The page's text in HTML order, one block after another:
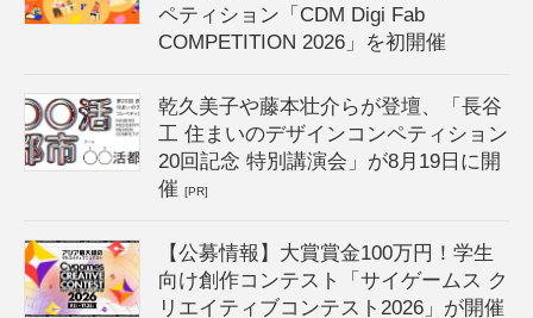
ペティション「CDM Digi Fab
COMPETITION 2026」を初開催
乾久美子や藤本壮介らが登壇、「長谷
工 住まいのデザインコンペティション
20回記念 特別講演会」が8月19日に開
催[PR]
【公募情報】大賞賞金100万円！学生
向け創作コンテスト「サイゲームス ク
リエイティブコンテスト2026」が開催